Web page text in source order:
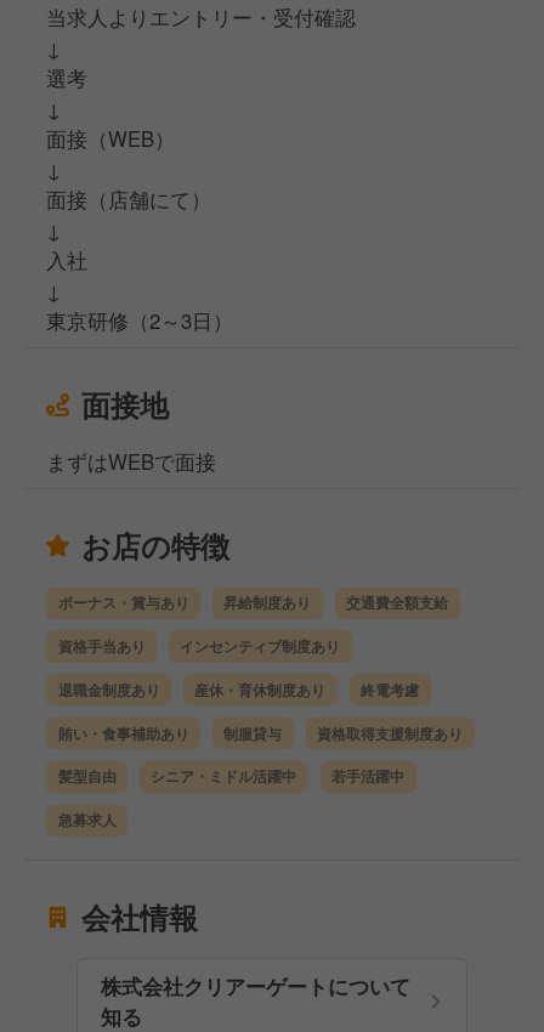
当求人よりエントリー・受付確認
↓
選考
↓
面接（WEB）
↓
面接（店舗にて）
↓
入社
↓
東京研修（2～3日）
面接地
まずはWEBで面接
お店の特徴
ボーナス・賞与あり 昇給制度あり 交通費全額支給
資格手当あり インセンティブ制度あり
退職金制度あり 産休・育休制度あり 終電考慮
賄い・食事補助あり 制服貸与 資格取得支援制度あり
髪型自由 シニア・ミドル活躍中 若手活躍中
急募求人
会社情報
株式会社クリアーゲートについて
知る